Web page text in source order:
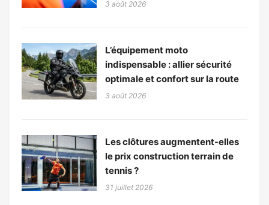
3 août 2026
L’équipement moto
indispensable : allier sécurité
optimale et confort sur la route
3 août 2026
Les clôtures augmentent-elles
le prix construction terrain de
tennis ?
31 juillet 2026